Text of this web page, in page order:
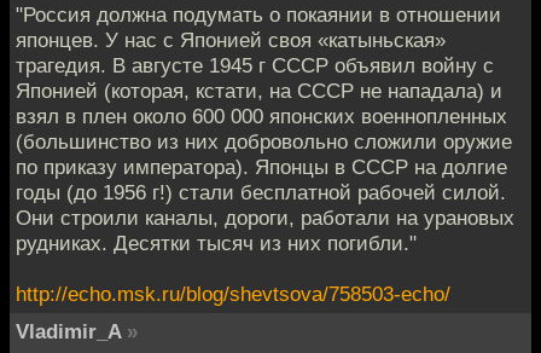
"Россия должна подумать о покаянии в отношении
японцев. У нас с Японией своя «катыньская»
трагедия. В августе 1945 г СССР объявил войну с
Японией (которая, кстати, на СССР не нападала) и
взял в плен около 600 000 японских военнопленных
(большинство из них добровольно сложили оружие
по приказу императора). Японцы в СССР на долгие
годы (до 1956 г!) стали бесплатной рабочей силой.
Они строили каналы, дороги, работали на урановых
рудниках. Десятки тысяч из них погибли."
http://echo.msk.ru/blog/shevtsova/758503-echo/
Vladimir_A »